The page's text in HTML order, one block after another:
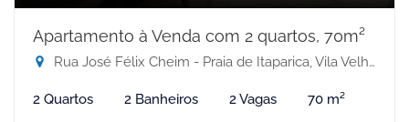
Apartamento à Venda com 2 quartos, 70m²
Rua José Félix Cheim - Praia de Itaparica, Vila Velha-ES
2 Quartos 2 Banheiros 2 Vagas 70 m²